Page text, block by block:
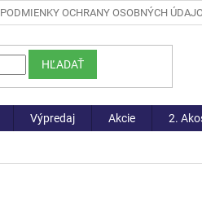
PODMIENKY OCHRANY OSOBNÝCH
HĽADAŤ
Výpredaj Akcie 2.